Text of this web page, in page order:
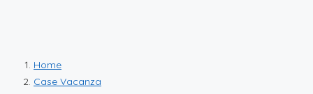
Home
Case Vacanza